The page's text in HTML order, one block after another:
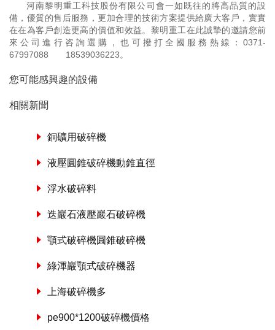
河南黎明重工科技股份有限公司會一如既往的將高品質的設
備，優質的售后服務，更加合理的技術方案提供給廣大客戶，實實
在在為客戶創造更高的價值和效益。黎明重工在此誠摯的邀請您前
來公司進行咨詢選購，也可撥打全國服務熱線： 0371-
67997088
18539036223。
您可能感興趣的設備
相關新聞
銅礦用破碎機
液壓圓錐破碎機動錐直徑
浮水破碎料
迭巖石液壓巖石破碎機
顎式破碎機圓錐破碎機
綠渾巖顎式破碎機器
上海破碎機多
pe900*1200破碎機價格